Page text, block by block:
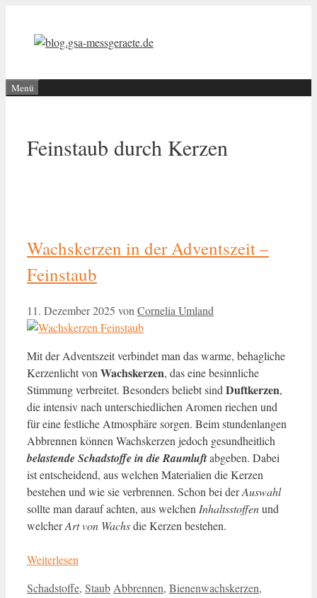
springen
Menü
Feinstaub durch Kerzen
Wachskerzen in der Adventszeit –
Feinstaub
11. Dezember 2025 von Cornelia Umland
Mit der Adventszeit verbindet man das warme, behagliche
Kerzenlicht von Wachskerzen, das eine besinnliche
Stimmung verbreitet. Besonders beliebt sind Duftkerzen,
die intensiv nach unterschiedlichen Aromen riechen und
für eine festliche Atmosphäre sorgen. Beim stundenlangen
Abbrennen können Wachskerzen jedoch gesundheitlich
belastende Schadstoffe in die Raumluftabgeben. Dabei
ist entscheidend, aus welchen Materialien die Kerzen
bestehen und wie sie verbrennen. Schon bei derAuswahl
sollte man darauf achten, aus welchen Inhaltsstoffenund
welcherArt von Wachsdie Kerzen bestehen.
Weiterlesen
Kategorien
Schadstoffe, Staub Schlagwörter
Abbrennen, Bienenwachskerzen,